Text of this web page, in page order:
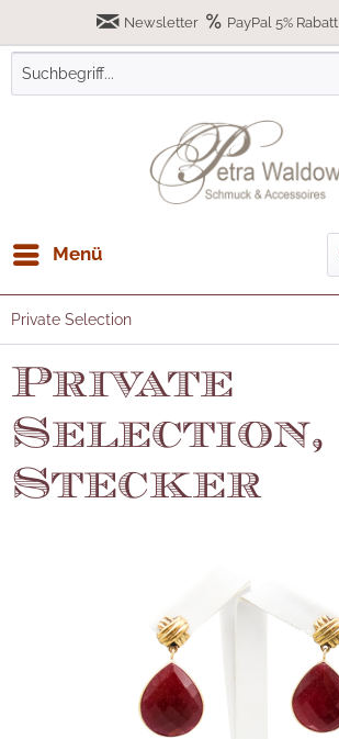
Newsletter PayPal 5% Rabatt
Menü
Private Selection
Private
Selection,
Stecker